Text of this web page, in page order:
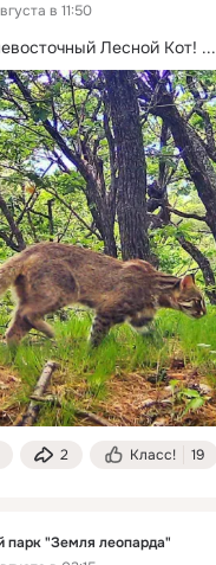
в 11:50
Лесной Кот! ...
2 Класс! 19
парк "Земля леопарда"